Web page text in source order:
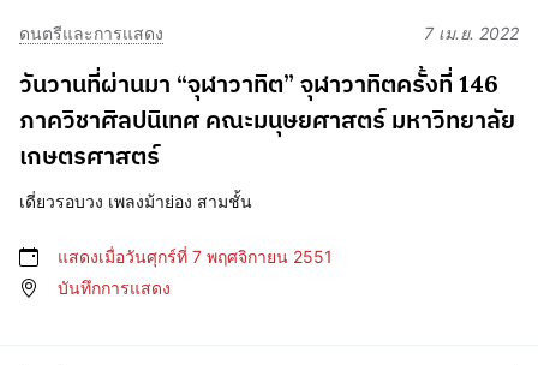
ดนตรีและการแสดง 7 เม.ย. 2022
วันวานที่ผ่านมา “จุฬาวาทิต” จุฬาวาทิตครั้งที่ 146
ภาควิชาศิลปนิเทศ คณะมนุษยศาสตร์ มหาวิทยาลัย
เกษตรศาสตร์
เดี่ยวรอบวง เพลงม้าย่อง สามชั้น
แสดงเมื่อวันศุกร์ที่ 7 พฤศจิกายน 2551
บันทึกการแสดง